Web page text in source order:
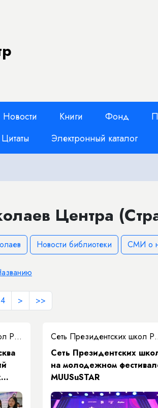
Новости Книги Фонд
Цитаты Электронный каталог
Центра
Новости библиотеки СМИ о
4 > >>
Сеть Президентских школ РС(Я)
Сеть
​Сеть Президентских
на молодежном
MUUSuSTAR